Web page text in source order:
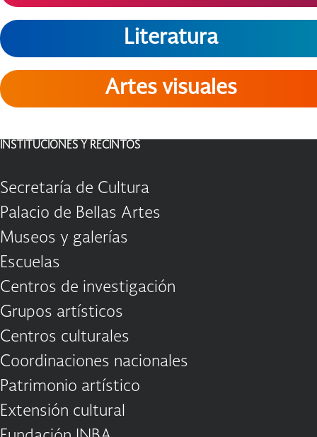
Literatura
Artes visuales
INSTITUCIONES Y RECINTOS
Secretaría de Cultura
Palacio de Bellas Artes
Museos y galerías
Escuelas
Centros de investigación
Grupos artísticos
Centros culturales
Coordinaciones nacionales
Patrimonio artístico
Extensión cultural